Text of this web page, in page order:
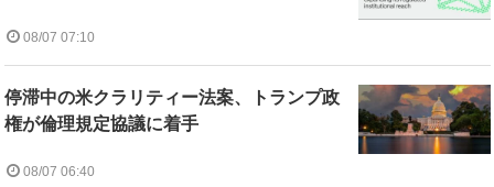
08/07 07:10
停滞中の米クラリティー法案、トランプ政
権が倫理規定協議に着手
08/07 06:40